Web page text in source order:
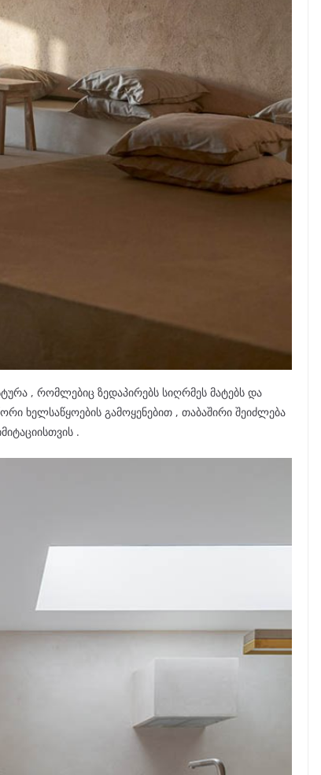
, რომლებიც ზედაპირებს სიღრმეს მატებს და
ხელსაწყოების გამოყენებით , თაბაშირი შეიძლება
.